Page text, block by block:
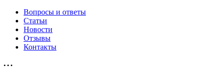
Вопросы и ответы
Статьи
Новости
Отзывы
Контакты